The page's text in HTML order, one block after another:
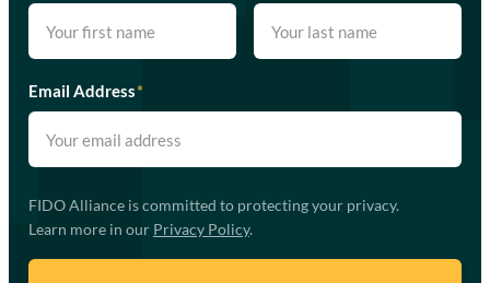
Email Address*
FIDO Alliance is committed to protecting your privacy.
Learn more in our Privacy Policy.